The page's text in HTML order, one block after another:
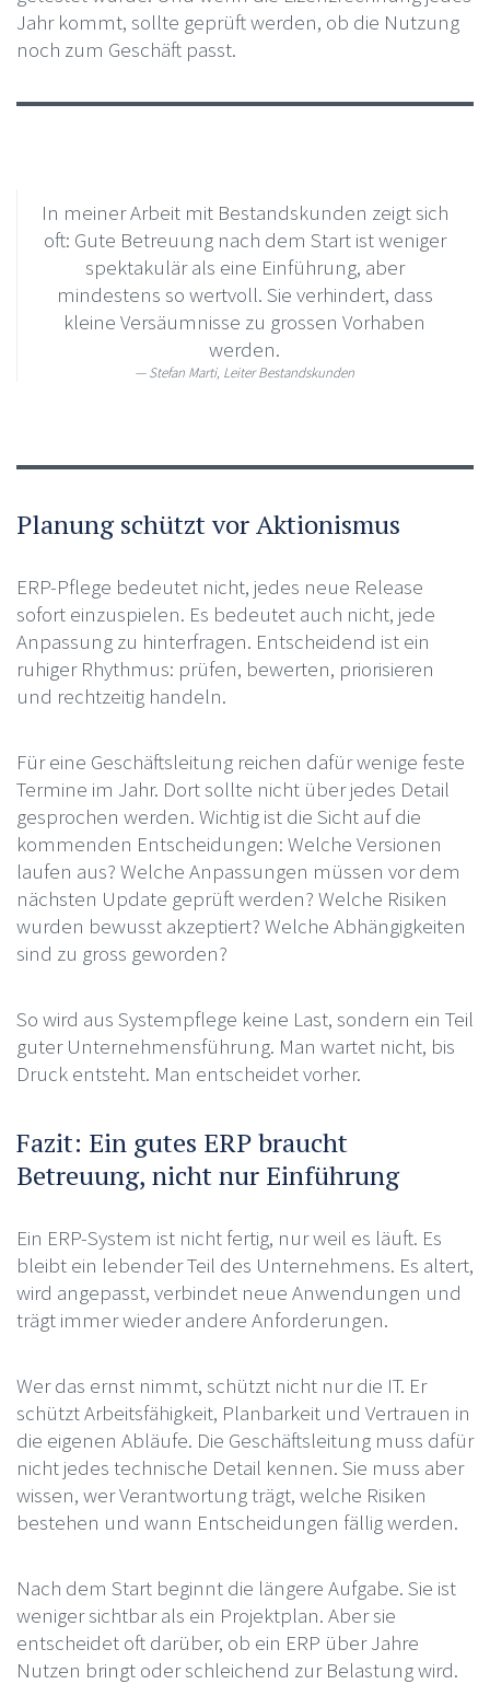
Jahr kommt, sollte geprüft werden, ob die Nutzung
noch zum Geschäft passt.
In meiner Arbeit mit Bestandskunden zeigt sich
oft: Gute Betreuung nach dem Start ist weniger
spektakulär als eine Einführung, aber
mindestens so wertvoll. Sie verhindert, dass
kleine Versäumnisse zu grossen Vorhaben
werden.
Stefan Marti, Leiter Bestandskunden
Planung schützt vor Aktionismus
ERP-Pflege bedeutet nicht, jedes neue Release
sofort einzuspielen. Es bedeutet auch nicht, jede
Anpassung zu hinterfragen. Entscheidend ist ein
ruhiger Rhythmus: prüfen, bewerten, priorisieren
und rechtzeitig handeln.
Für eine Geschäftsleitung reichen dafür wenige feste
Termine im Jahr. Dort sollte nicht über jedes Detail
gesprochen werden. Wichtig ist die Sicht auf die
kommenden Entscheidungen: Welche Versionen
laufen aus? Welche Anpassungen müssen vor dem
nächsten Update geprüft werden? Welche Risiken
wurden bewusst akzeptiert? Welche Abhängigkeiten
sind zu gross geworden?
So wird aus Systempflege keine Last, sondern ein Teil
guter Unternehmensführung. Man wartet nicht, bis
Druck entsteht. Man entscheidet vorher.
Fazit: Ein gutes ERP braucht
Betreuung, nicht nur Einführung
Ein ERP-System ist nicht fertig, nur weil es läuft. Es
bleibt ein lebender Teil des Unternehmens. Es altert,
wird angepasst, verbindet neue Anwendungen und
trägt immer wieder andere Anforderungen.
Wer das ernst nimmt, schützt nicht nur die IT. Er
schützt Arbeitsfähigkeit, Planbarkeit und Vertrauen in
die eigenen Abläufe. Die Geschäftsleitung muss dafür
nicht jedes technische Detail kennen. Sie muss aber
wissen, wer Verantwortung trägt, welche Risiken
bestehen und wann Entscheidungen fällig werden.
Nach dem Start beginnt die längere Aufgabe. Sie ist
weniger sichtbar als ein Projektplan. Aber sie
entscheidet oft darüber, ob ein ERP über Jahre
Nutzen bringt oder schleichend zur Belastung wird.